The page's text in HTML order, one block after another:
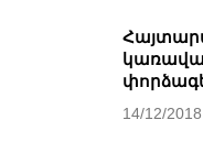
14/12/2018